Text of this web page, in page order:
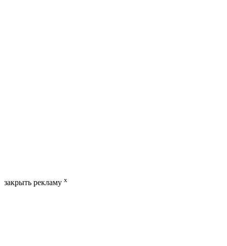
закрыть рекламу x